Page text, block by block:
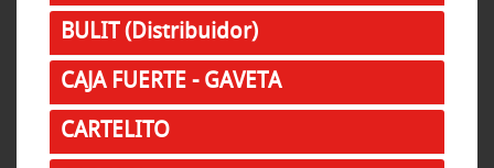
BULIT (Distribuidor)
CAJA FUERTE - GAVETA
CARTELITO